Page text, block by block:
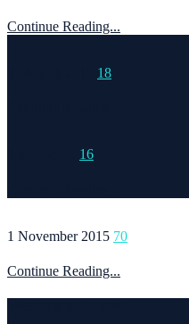
Continue Reading...
18
16
1 November 2015 70
Continue Reading...